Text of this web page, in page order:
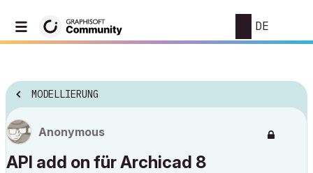
DE
MODELLIERUNG
Anonymous
API add on für Archicad 8